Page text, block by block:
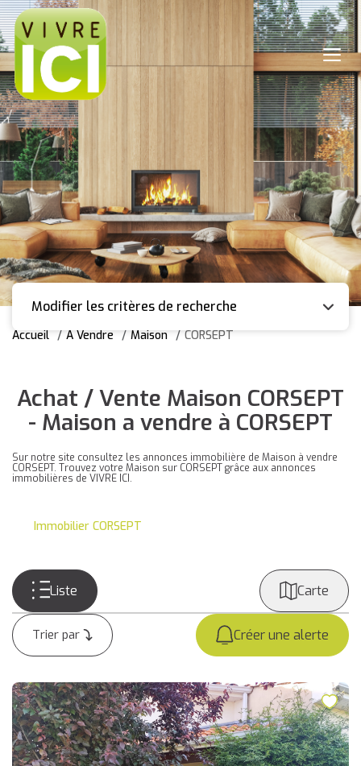
Modifier les critères de recherche
Accueil A Vendre Maison CORSEPT
Achat / Vente Maison CORSEPT
- Maison a vendre à CORSEPT
Sur notre site consultez les annonces immobilière de Maison à vendre
CORSEPT. Trouvez votre Maison sur CORSEPT grâce aux annonces
immobilières de VIVRE ICI.
Immobilier CORSEPT
Créer une alerte
Liste Carte